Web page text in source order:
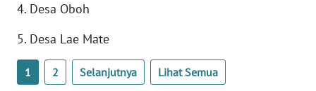
4. Desa Oboh
5. Desa Lae Mate
1 2 Selanjutnya Lihat Semua
WN
WN